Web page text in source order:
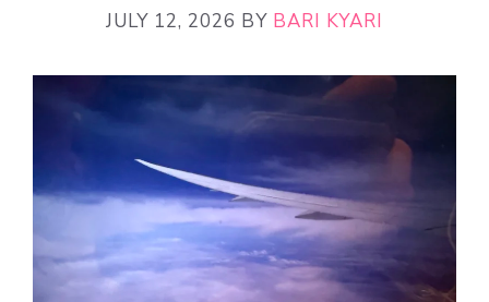
JULY 12, 2026 BY BARI KYARI